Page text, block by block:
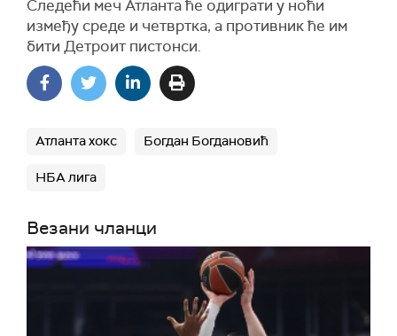
Следећи меч Атланта ће одиграти у ноћи
између среде и четвртка, а противник ће им
бити Детроит пистонси.
Атланта хокс Богдан Богдановић
НБА лига
Везани чланци